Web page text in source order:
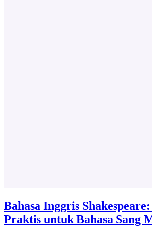
Bahasa Inggris
Praktis untuk Bahasa Sang